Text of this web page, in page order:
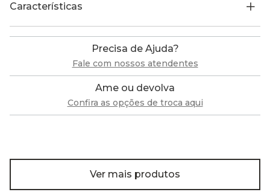
Características
Precisa de Ajuda?
Fale com nossos atendentes
Ame ou devolva
Confira as opções de troca aqui
Ver mais produtos